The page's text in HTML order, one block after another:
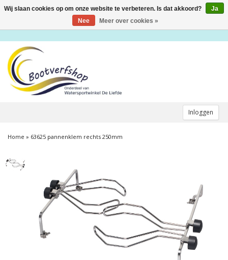
Inloggen
Toggle
Home » 63625 pannenklem rechts 250mm
Wij slaan cookies op om onze website te verbeteren. Is dat akkoord?
Ja
Nee
Meer over cookies »